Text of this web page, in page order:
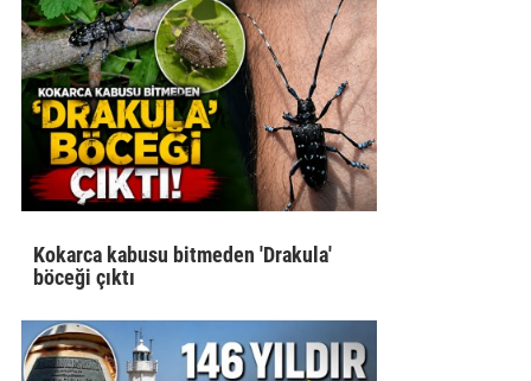
Kokarca kabusu bitmeden 'Drakula'
böceği çıktı